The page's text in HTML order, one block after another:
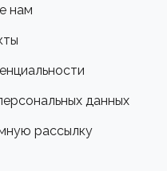
нам
данных
рассылку